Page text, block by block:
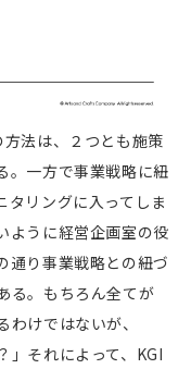
法は、２つとも施策
。一方で事業戦略に紐
タリングに入ってしま
ように経営企画室の役
通り事業戦略との紐づ
る。もちろん全てが
けではないが、
それによって、 KGI